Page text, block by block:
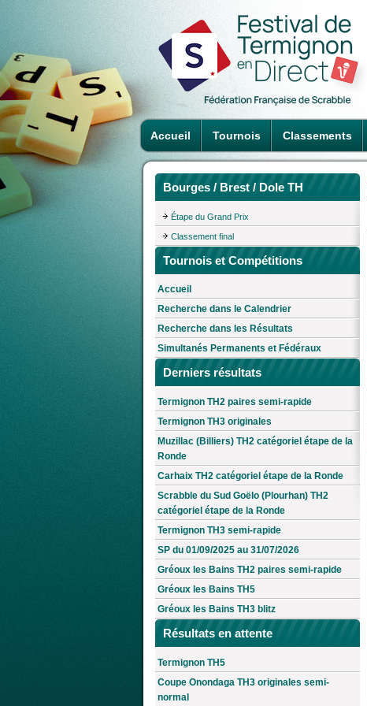
Accueil Tournois Classements
Bourges / Brest / Dole TH
Étape du Grand Prix
Classement final
Tournois et Compétitions
Accueil
Recherche dans le Calendrier
Recherche dans les Résultats
Simultanés Permanents et Fédéraux
Derniers résultats
Termignon TH2 paires semi-rapide
Termignon TH3 originales
Muzillac (Billiers) TH2 catégoriel étape de la
Ronde
Carhaix TH2 catégoriel étape de la Ronde
Scrabble du Sud Goëlo (Plourhan) TH2
catégoriel étape de la Ronde
Termignon TH3 semi-rapide
SP du 01/09/2025 au 31/07/2026
Gréoux les Bains TH2 paires semi-rapide
Gréoux les Bains TH5
Gréoux les Bains TH3 blitz
Résultats en attente
Termignon TH5
Coupe Onondaga TH3 originales semi-
normal